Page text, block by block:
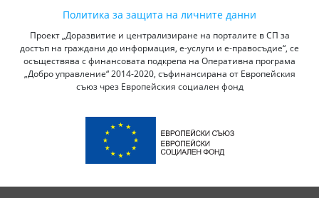
Политика за защита на личните данни
Проект „Доразвитие и централизиране на порталите в СП за
достъп на граждани до информация, е-услуги и е-правосъдие“, се
осъществява с финансовата подкрепа на Оперативна програма
„Добро управление“ 2014-2020, съфинансирана от Европейския
съюз чрез Европейския социален фонд